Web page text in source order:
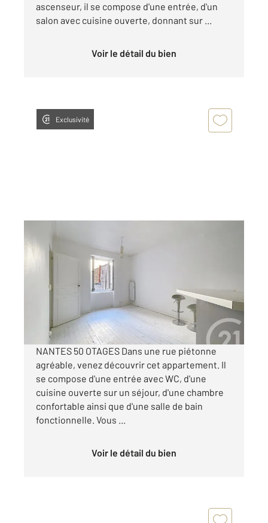
ascenseur, il se compose d'une entrée, d'un
salon avec cuisine ouverte, donnant sur ...
Voir le détail du bien
Exclusivité
NANTES 44
39,83 m
, 2 pièces
Ref : 15265
Appartement T2 à vendre
135 000 €
Visiter le site dédié
NANTES 50 OTAGES Dans une rue piétonne
agréable, venez découvrir cet appartement. Il
se compose d'une entrée avec WC, d'une
cuisine ouverte sur un séjour, d'une chambre
confortable ainsi que d'une salle de bain
fonctionnelle. Vous ...
Voir le détail du bien